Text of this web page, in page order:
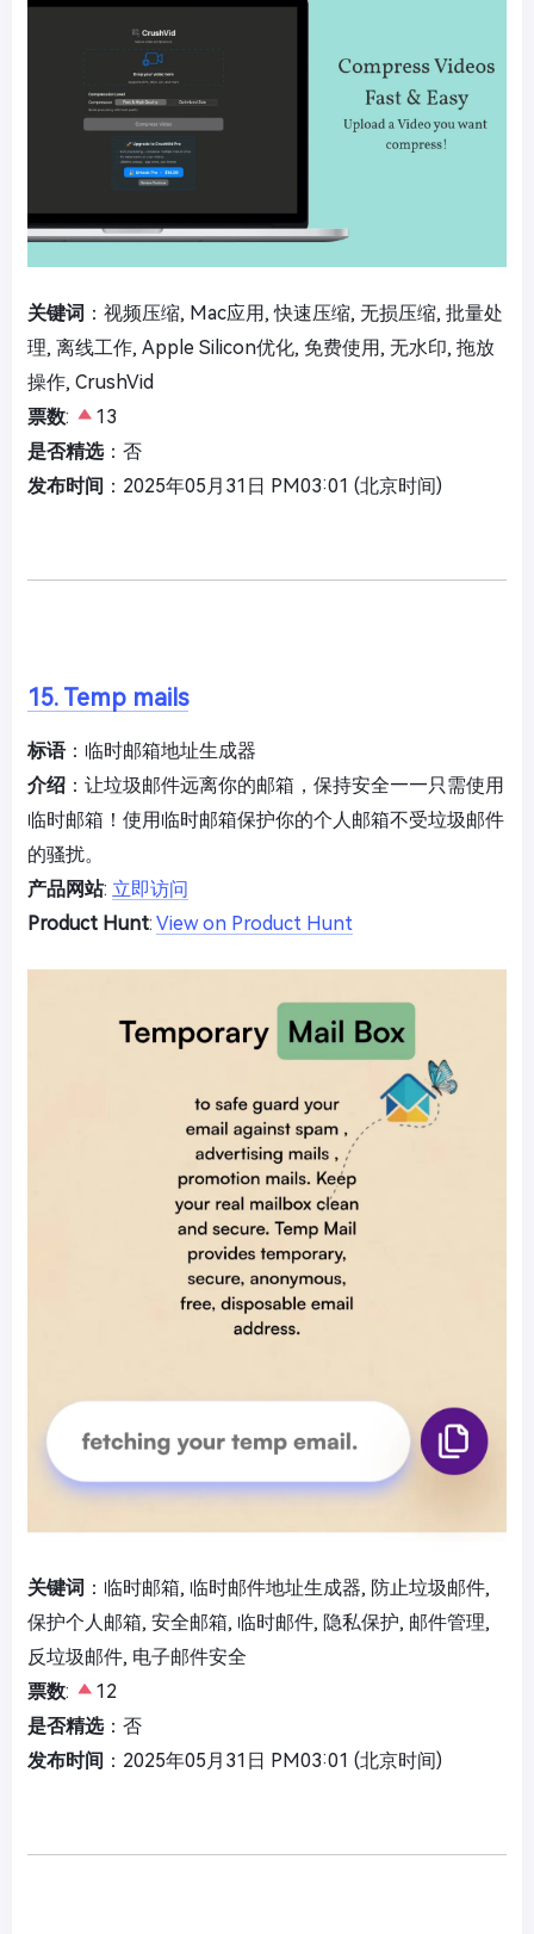
关键词 ：视频压缩, Mac应用, 快速压缩, 无损压缩, 批量处
理, 离线工作, Apple Silicon优化, 免费使用, 无水印, 拖放
操作, CrushVid
票数:
13
是否精选：否
发布时间 ：2025年05月31日 PM03:01 (北京时间)
15. Temp mails
标语：临时邮箱地址生成器
介绍 ：让垃圾邮件远离你的邮箱，保持安全——只需使用
临时邮箱！使用临时邮箱保护你的个人邮箱不受垃圾邮件
的骚扰。
产品网站: 立即访问
Product Hunt: View on Product Hunt
关键词 ：临时邮箱, 临时邮件地址生成器, 防止垃圾邮件,
保护个人邮箱, 安全邮箱, 临时邮件, 隐私保护, 邮件管理,
反垃圾邮件, 电子邮件安全
票数:
12
是否精选：否
发布时间 ：2025年05月31日 PM03:01 (北京时间)